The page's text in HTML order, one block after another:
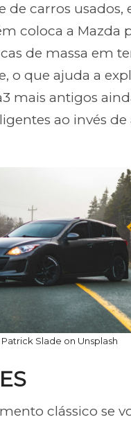
de carros usados,
coloca a Mazda
de massa em
o que ajuda a
mais antigos
ao invés de
Patrick Slade on Unsplash
clássico se